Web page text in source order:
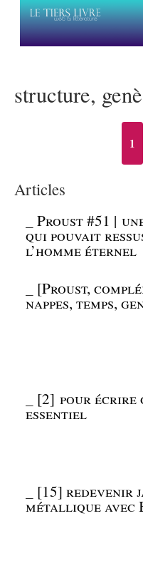
structure,
1
Articles
_Proust #51 |
qui pouvait
l’homme éternel
[Proust,
nappes, temps,
[2] pour écrire
essentiel
[15] redevenir
métallique avec